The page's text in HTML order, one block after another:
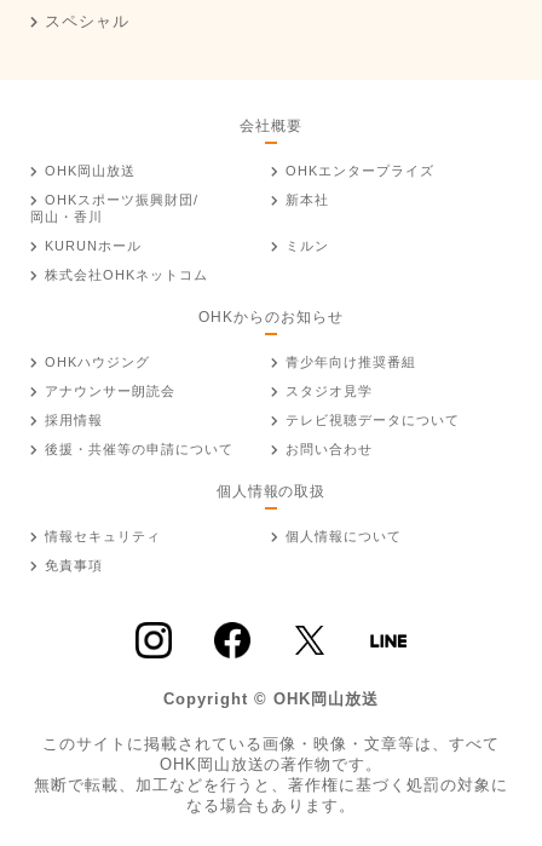
スペシャル
会社概要
OHK岡山放送
OHKエンタープライズ
OHKスポーツ振興財団/
岡山・香川
新本社
KURUNホール
ミルン
株式会社OHKネットコム
OHKからのお知らせ
OHKハウジング
青少年向け推奨番組
アナウンサー朗読会
スタジオ見学
採用情報
テレビ視聴データについて
後援・共催等の申請について
お問い合わせ
個人情報の取扱
情報セキュリティ
個人情報について
免責事項
Copyright © OHK岡山放送
このサイトに掲載されている画像・映像・文章等は、すべて
OHK岡山放送の著作物です。
無断で転載、加工などを行うと、著作権に基づく処罰の対象に
なる場合もあります。